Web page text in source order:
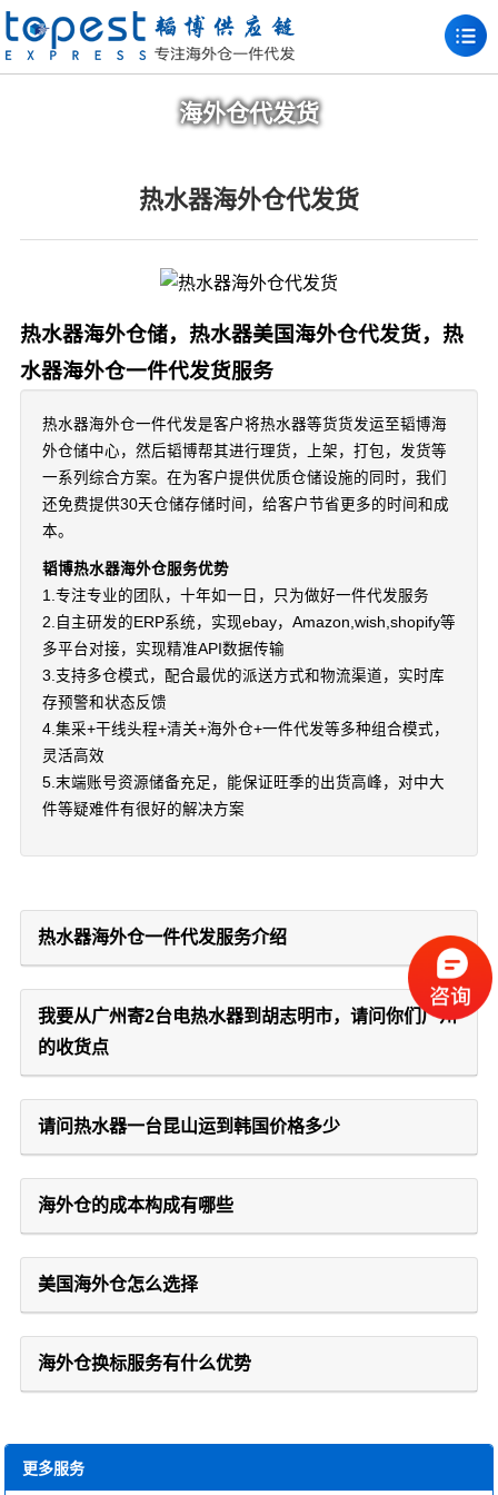
海外仓代发货
热水器海外仓代发货
热水器海外仓储，热水器美国海外仓代发货，热
水器海外仓一件代发货服务
热水器海外仓一件代发是客户将热水器等货货发运至韬博海
外仓储中心，然后韬博帮其进行理货，上架，打包，发货等
一系列综合方案。在为客户提供优质仓储设施的同时，我们
还免费提供30天仓储存储时间，给客户节省更多的时间和成
本。
韬博热水器海外仓服务优势
1.专注专业的团队，十年如一日，只为做好一件代发服务
2.自主研发的ERP系统，实现ebay，Amazon,wish,shopify等
多平台对接，实现精准API数据传输
3.支持多仓模式，配合最优的派送方式和物流渠道，实时库
存预警和状态反馈
4.集采+干线头程+清关+海外仓+一件代发等多种组合模式，
灵活高效
5.末端账号资源储备充足，能保证旺季的出货高峰，对中大
件等疑难件有很好的解决方案
热水器海外仓一件代发服务介绍
我要从广州寄2台电热水器到胡志明市，请问你们广州
的收货点
请问热水器一台昆山运到韩国价格多少
海外仓的成本构成有哪些
美国海外仓怎么选择
海外仓换标服务有什么优势
更多服务